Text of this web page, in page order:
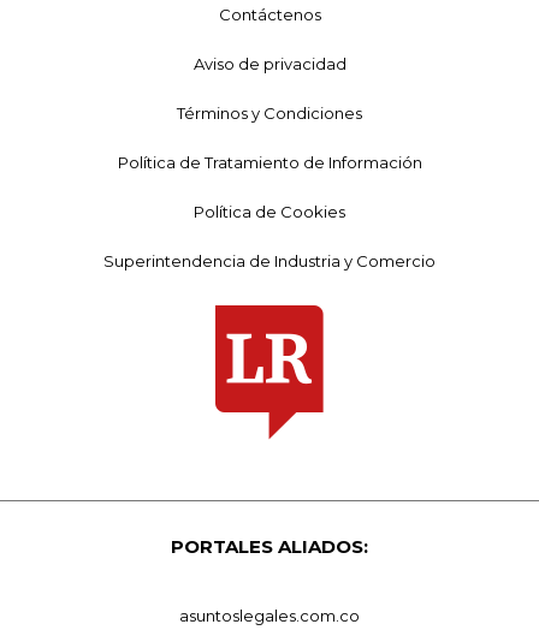
Contáctenos
Aviso de privacidad
Términos y Condiciones
Política de Tratamiento de Información
Política de Cookies
Superintendencia de Industria y Comercio
PORTALES ALIADOS:
asuntoslegales.com.co